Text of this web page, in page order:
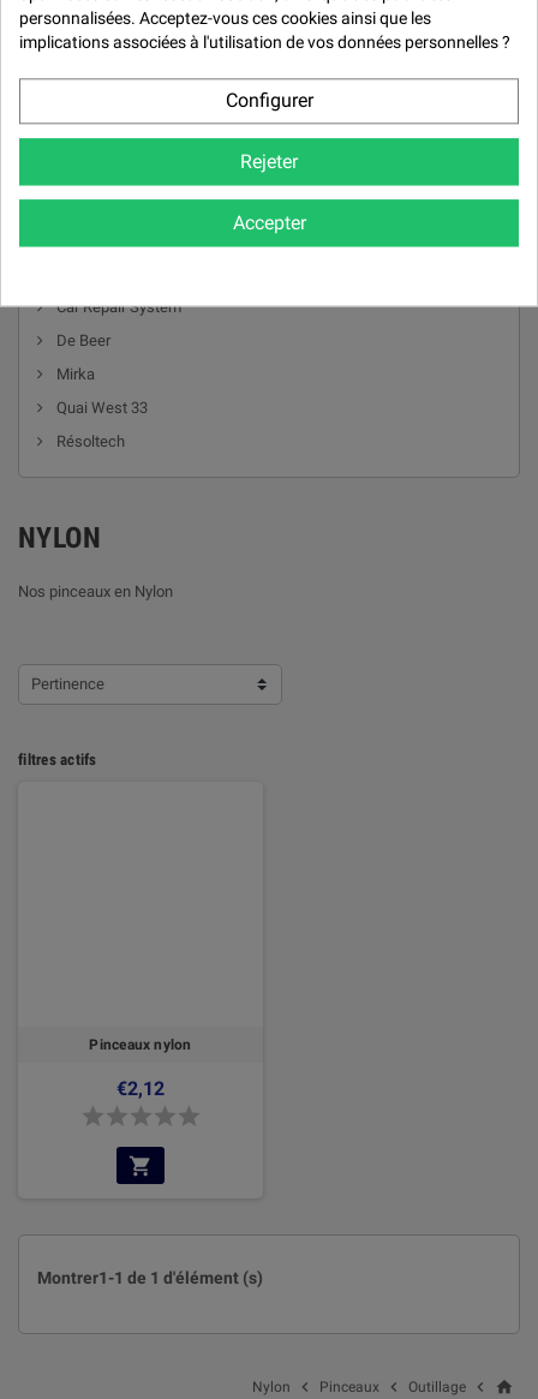
MARQUES
Car Repair System
De Beer
Mirka
Quai West 33
Résoltech
NYLON
Nos pinceaux en Nylon
Pertinence
filtres actifs
Pinceaux nylon
€2,12
Montrer1-1 de 1 d'élément (s)
home

Outillage

Pinceaux

Nylon
personnalisées. Acceptez-vous ces cookies ainsi que les
implications associées à l'utilisation de vos données personnelles ?
Configurer
Rejeter
Accepter